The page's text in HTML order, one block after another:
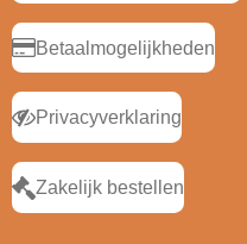
Betaalmogelijkheden
Privacyverklaring
Zakelijk bestellen